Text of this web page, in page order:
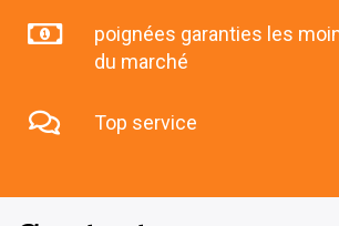
poignées garanties les
du marché
Top service